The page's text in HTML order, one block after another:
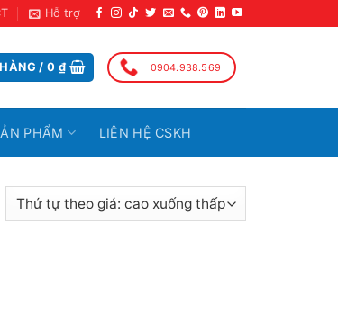
Hỗ trợ
/0 ₫ 0904.938.569
PHẨM LIÊN HỆ CSKH